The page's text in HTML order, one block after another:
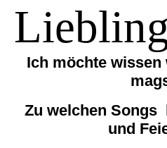
Ich möchte wissen
Zu welchen Songs
und